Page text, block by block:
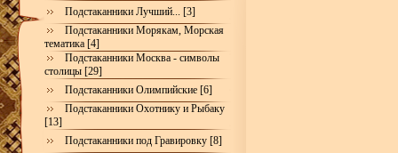
Подстаканники Лучший... [3]
Подстаканники Морякам, Морская
тематика [4]
Подстаканники Москва - символы
столицы [29]
Подстаканники Олимпийские [6]
Подстаканники Охотнику и Рыбаку
[13]
Подстаканники под Гравировку [8]